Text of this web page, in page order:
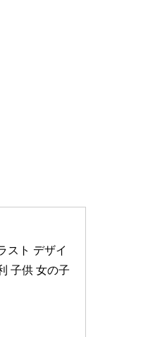
スト デザイ
子供 女の子